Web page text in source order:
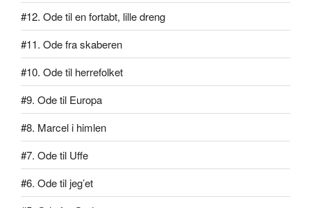
#12. Ode til en fortabt, lille dreng
#11. Ode fra skaberen
#10. Ode til herrefolket
#9. Ode til Europa
#8. Marcel i himlen
#7. Ode til Uffe
#6. Ode til jeg’et